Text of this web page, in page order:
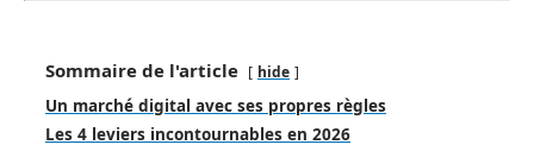
Sommaire de l'article hide
Un marché digital avec ses propres règles
Les 4 leviers incontournables en 2026